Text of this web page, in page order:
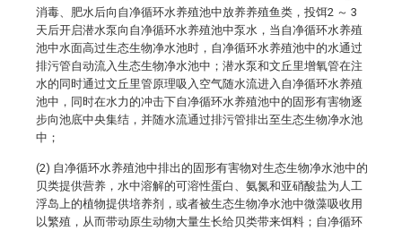
消毒、肥水后向自净循环水养殖池中放养养殖鱼类，投饵2 ～ 3
天后开启潜水泵向自净循环水养殖池中泵水，当自净循环水养殖
池中水面高过生态生物净水池时，自净循环水养殖池中的水通过
排污管自动流入生态生物净水池中；潜水泵和文丘里增氧管在注
水的同时通过文丘里管原理吸入空气随水流进入自净循环水养殖
池中，同时在水力的冲击下自净循环水养殖池中的固形有害物逐
步向池底中央集结，并随水流通过排污管排出至生态生物净水池
中；
(2) 自净循环水养殖池中排出的固形有害物对生态生物净水池中的
贝类提供营养，水中溶解的可溶性蛋白、氨氮和亚硝酸盐为人工
浮岛上的植物提供培养剂，或者被生态生物净水池中微藻吸收用
以繁殖，从而带动原生动物大量生长给贝类带来饵料；自净循环